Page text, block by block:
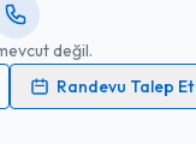
değil.
Randevu Talep Et